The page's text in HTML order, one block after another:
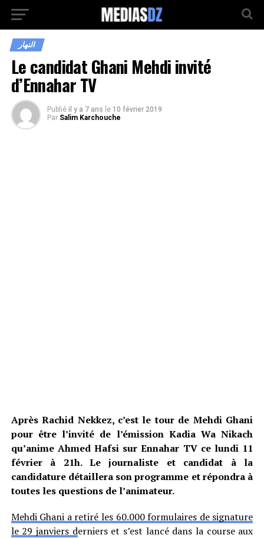
النهار
Le candidat Ghani Mehdi invité
d’Ennahar TV
Publié il y a 7 ans le 10 février 2019
Par Salim Karchouche
Après Rachid Nekkez, c’est le tour de Mehdi Ghani
pour être l’invité de l’émission Kadia Wa Nikach
qu’anime Ahmed Hafsi sur Ennahar TV ce lundi 11
février à 21h. Le journaliste et candidat à la
candidature détaillera son programme et répondra à
toutes les questions de l’animateur.
Mehdi Ghani a retiré les 60.000 formulaires de signature
le 29 janviers derniers et s’est lancé dans la course aux